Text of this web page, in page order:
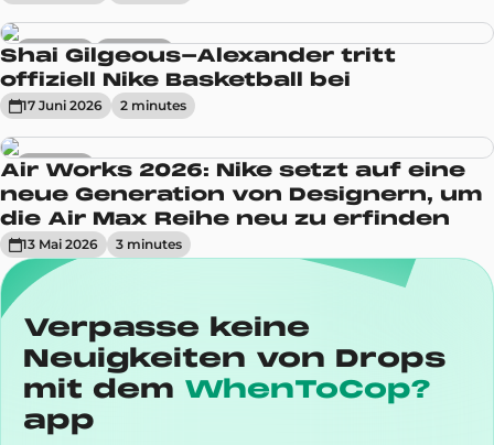
Aktuelles Sneakers
Shai Gilgeous-Alexander tritt
offiziell Nike Basketball bei
17 Juni 2026 2 minutes
Sneakers
Air Works 2026: Nike setzt auf eine
neue Generation von Designern, um
die Air Max Reihe neu zu erfinden
13 Mai 2026 3 minutes
Verpasse keine
Neuigkeiten von Drops
mit dem WhenToCop?
app